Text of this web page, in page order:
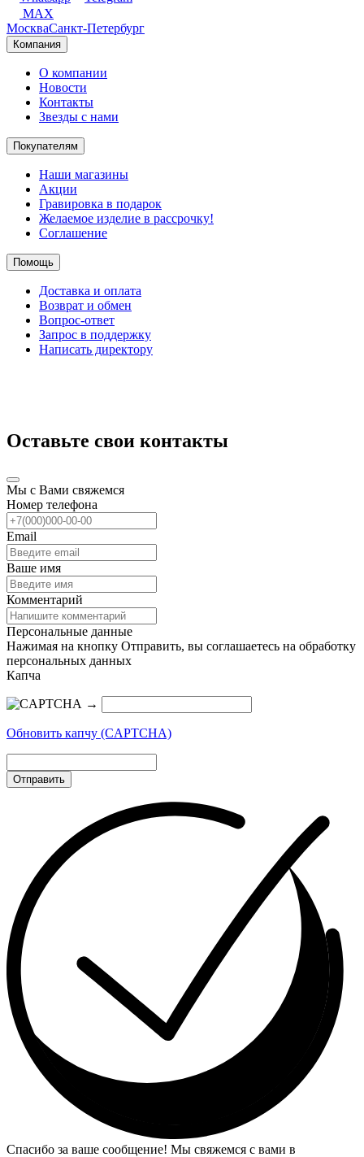
MAX
МоскваСанкт-Петербург
Компания
О компании
Новости
Контакты
Звезды с нами
Покупателям
Наши магазины
Акции
Гравировка в подарок
Желаемое изделие в рассрочку!
Соглашение
Помощь
Доставка и оплата
Возврат и обмен
Вопрос-ответ
Запрос в поддержку
Написать директору
Оставьте свои контакты
Мы с Вами свяжемся
Номер телефона
Email
Ваше имя
Комментарий
Персональные данные
Нажимая на кнопку Отправить, вы соглашаетесь на обработку
персональных данных
Капча
→
Обновить капчу (CAPTCHA)
Отправить
Спасибо за ваше сообщение! Мы свяжемся с вами в